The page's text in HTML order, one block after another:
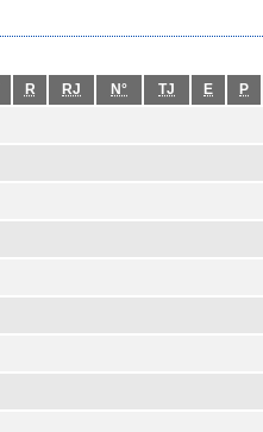
R RJ N° TJ E P